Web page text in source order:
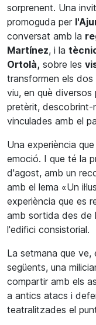
sorprenent. Una
promoguda per
conversat amb la
Martínez, i la
Ortolà, sobre les
transformen els dos
viu, en què
pretèrit, descobrint-
vinculades amb el
Una experiència
emoció. I que té la
d'agost, amb un
amb el lema «Un
experiència que es
amb sortida des de
l'edifici consistorial.
La setmana que ve,
següents, una
compartir amb els
a antics atacs i
teatralitzades el